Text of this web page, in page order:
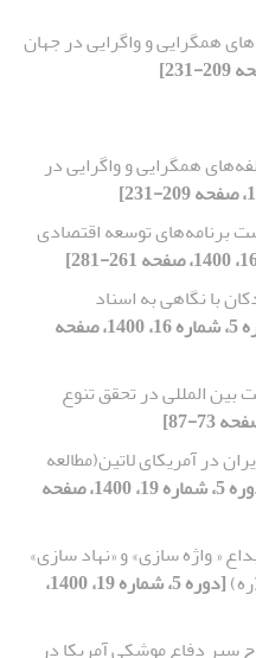
همگرایی و واگرایی در جهان
همگرایی و واگرایی در
برنامه‌های توسعه اقتصادی
با نگاهی به اسناد
[دوره 5، شماره 16، 1400، صفحه
المللی در تحقق تنوع
در آمریکای لاتین(مطالعه
[دوره 5، شماره 19، 1400، صفحه
« واژه سازی» و «نهاد سازی»
[دوره 5، شماره 19، 1400،
سپر دفاع موشکی آمریکا در